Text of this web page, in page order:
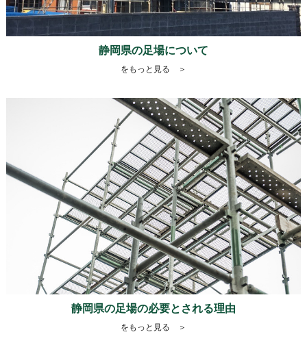
静岡県の足場について
をもっと見る ＞
静岡県の足場の必要とされる理由
をもっと見る ＞